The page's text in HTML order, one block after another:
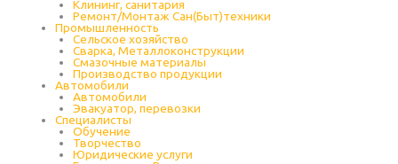
Клининг, санитария
Ремонт/Монтаж Сан(Быт)техники
Промышленность
Cельское хозяйство
Сварка, Металлоконструкции
Cмазочные материалы
Производство продукции
Автомобили
Автомобили
Эвакуатор, перевозки
Специалисты
Обучение
Творчество
Юридические услуги